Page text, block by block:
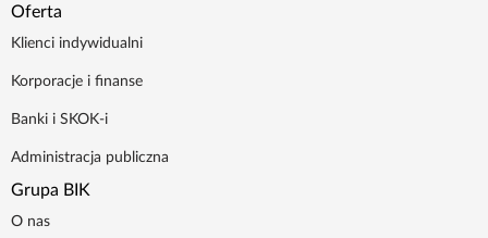
Oferta
Klienci indywidualni
Korporacje i finanse
Banki i SKOK-i
Administracja publiczna
Grupa BIK
O nas